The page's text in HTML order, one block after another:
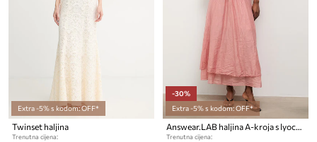
Extra -5% s kodom: OFF*
Twinset haljina
Trenutna cijena:
-30%
Extra -5% s kodom: OFF*
Answear.LAB haljina A-kroja s lyocellom
Trenutna cijena: